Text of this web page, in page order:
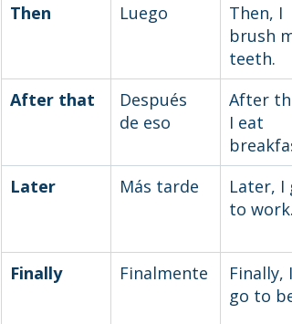
Then Luego
Then, I
brush
teeth.
After that
Después
de eso
After
I eat
Later
Más tarde
Later, I
to work.
Finally Finalmente
Finally, I
go to